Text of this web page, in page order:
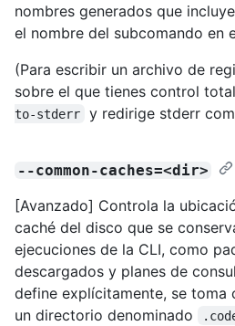
nombres generados que
el nombre del subcomando en
(Para escribir un archivo de
sobre el que tienes control
to-stderr
y redirige stderr
--common-caches=<dir>
[Avanzado] Controla la
caché del disco que se
ejecuciones de la CLI, como
descargados y planes de
define explícitamente, se toma
un directorio denominado